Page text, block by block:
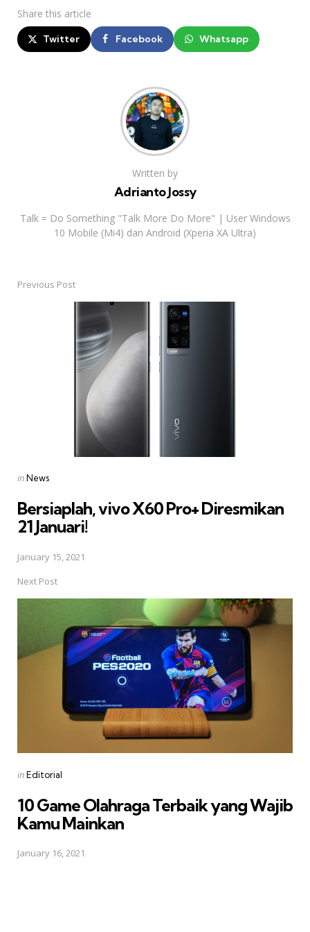
Share this article
Twitter Facebook Whatsapp
Written by
Adrianto Jossy
Talk = Do Something "Talk More Do More" | User Windows
10 Mobile (Mi4) dan Android (Xperia XA Ultra)
PostPrevious Post
Posted
inNews
Bersiaplah, vivo X60 Pro+ Diresmikan
21 Januari!
January 15, 2021
Next Post
Posted
inEditorial
10 Game Olahraga Terbaik yang Wajib
Kamu Mainkan
January 16, 2021